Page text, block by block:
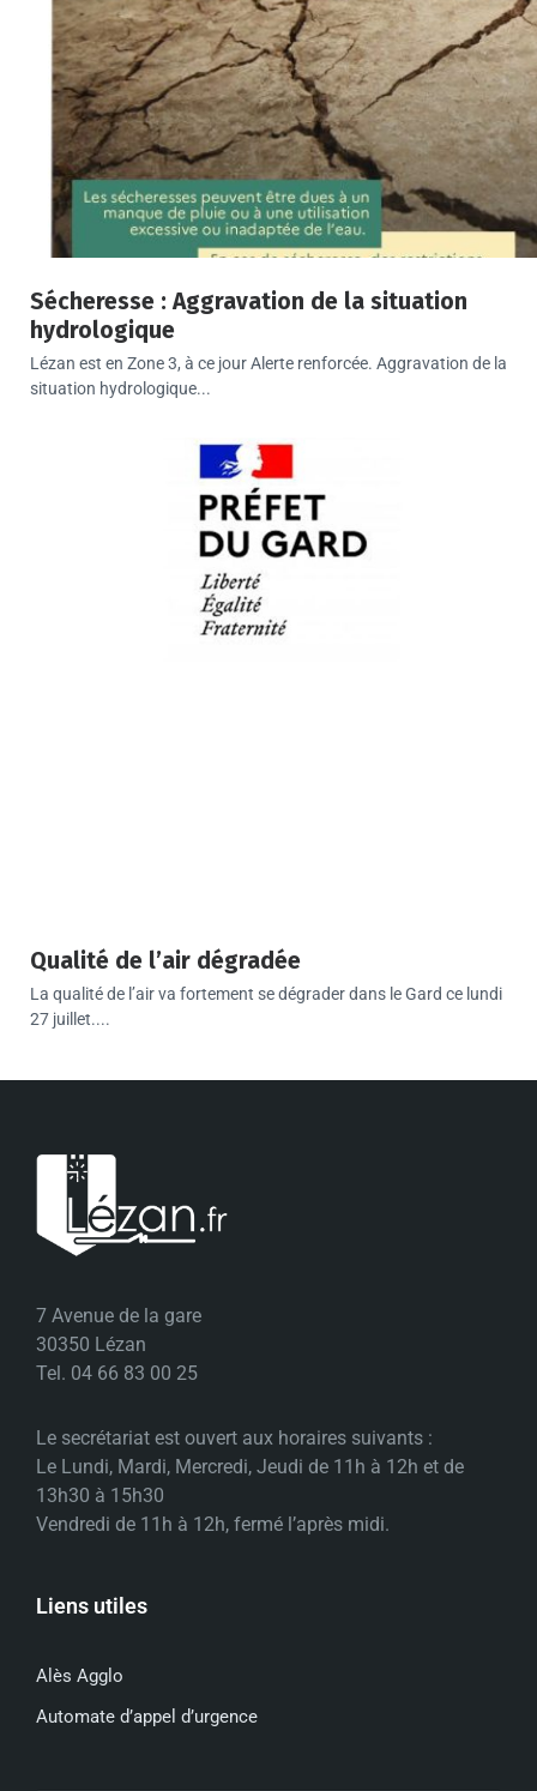
Sécheresse : Aggravation de la situation
hydrologique
Lézan est en Zone 3, à ce jour Alerte renforcée. Aggravation de la
situation hydrologique...
Qualité de l’air dégradée
La qualité de l’air va fortement se dégrader dans le Gard ce lundi
27 juillet....
7 Avenue de la gare
30350 Lézan
Tel. 04 66 83 00 25
Le secrétariat est ouvert aux horaires suivants :
Le Lundi, Mardi, Mercredi, Jeudi de 11h à 12h et de
13h30 à 15h30
Vendredi de 11h à 12h, fermé l’après midi.
Liens utiles
Alès Agglo
Automate d’appel d’urgence